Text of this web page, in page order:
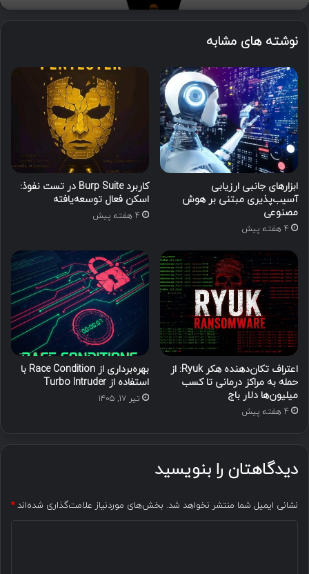
نوشته های مشابه
ابزارهای جانبی ارزیابی
آسیب‌پذیری مبتنی بر هوش
مصنوعی
4 هفته پیش
کاربرد Burp Suite در تست نفوذ:
اسکن فعال توسعه‌یافته
4 هفته پیش
اعتراف تکان‌دهنده هکر Ryuk: از
حمله به مراکز درمانی تا کسب
میلیون‌ها دلار باج
4 هفته پیش
بهره‌برداری از Race Condition با
استفاده از Turbo Intruder
تیر ۱۷, ۱۴۰۵
دیدگاهتان را بنویسید
نشانی ایمیل شما منتشر نخواهد شد. بخش‌های موردنیاز علامت‌گذاری شده‌اند*